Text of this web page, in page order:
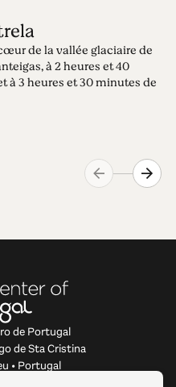
de la vallée glaciaire de
à 2 heures et 40
à 3 heures et 30 minutes de
de Portugal
de Sta Cristina
• Portugal